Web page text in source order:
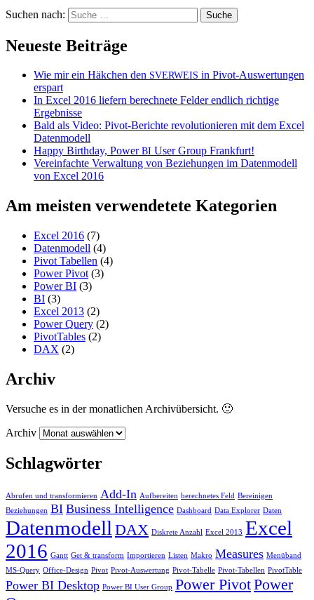
Suchen nach:
Neueste Beiträge
Wie mir ein Häkchen den SVERWEIS in Pivot-Auswertungen
erspart
In Excel 2016 liefern berechnete Felder endlich richtige
Ergebnisse
Bald als Video: Pivot-Berichte revolutionieren mit dem Excel
Datenmodell
Happy Birthday, PowerBI User Group Frankfurt!
Vereinfachte Verwaltung von Beziehungen im Datenmodell
von Excel 2016
Am meisten verwendetete Kategorien
Excel 2016 (7)
Datenmodell (4)
Pivot Tabellen (4)
Power Pivot (3)
Power BI (3)
BI (3)
Excel 2013 (2)
Power Query (2)
PivotTables (2)
DAX (2)
Archiv
Versuche es in der monatlichen Archivübersicht. 🙂
Archiv
Schlagwörter
Abrufen und transformieren Add-In Aufbereiten berechnetes Feld Bereinigen
Beziehungen BI Business Intelligence Dashboard Data Explorer Daten
Datenmodell DAX Diskrete Anzahl Excel 2013 Excel
2016 Gantt Get & transform Importieren Listen Makro Measures Menüband
MS-Query Office-Design Pivot Pivot-Auswertung Pivot-Tabelle Pivot-Tabellen PivotTable
Power BI Desktop Power BI User Group Power PivotPower